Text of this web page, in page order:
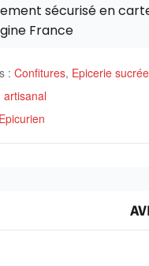
sécurisé en
France
: Confitures, Epicerie sucrée
artisanal
Epicurien